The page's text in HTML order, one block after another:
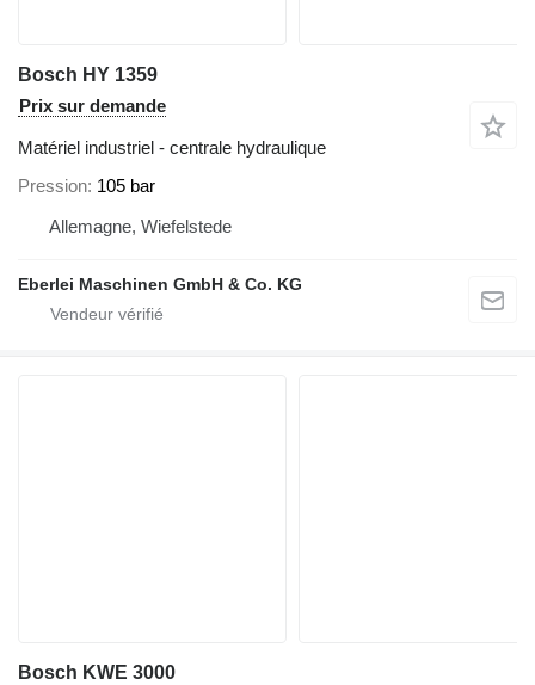
Bosch HY 1359
Prix sur demande
Matériel industriel - centrale hydraulique
Pression 105 bar
Allemagne, Wiefelstede
Eberlei Maschinen GmbH & Co. KG
Bosch KWE 3000